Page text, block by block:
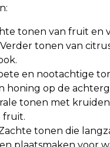
tonen van fruit en
tonen van
en nootachtige
honing op de
tonen met
fruit.
tonen die
plaatsmaken voor